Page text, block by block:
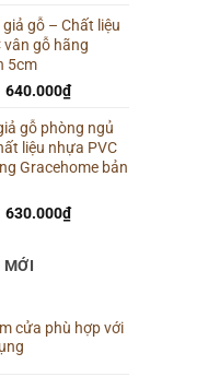
là:
660.000₫.
tại
là:
gỗ – Chất liệu
vân gỗ hãng
5cm
Giá
là:
660.000₫.
640.000₫Giá
tại
là:
640.000₫.
gỗ phòng ngủ
liệu nhựa PVC
Gracehome bản
Giá
660.000₫.
630.000₫Giá
cửa phù hợp với